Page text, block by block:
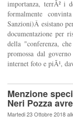
importanza, terrÃ² i
formalmente
Sanzioni)Â esistano
documentazione per
della "conferenza,
promossa dal
internet foto e piÃ¹,
Menzione
Neri Pozza
Martedi 23 Ottobre 2018